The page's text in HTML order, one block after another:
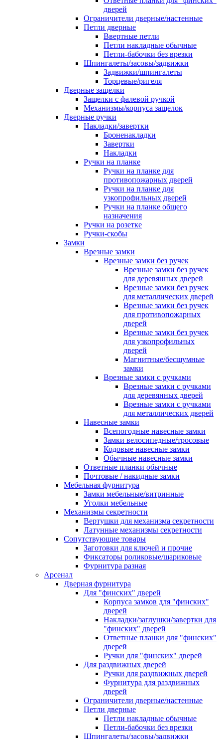
дверей
Ограничители дверные/настенные
Петли дверные
Ввертные петли
Петли накладные обычные
Петли-бабочки без врезки
Шпингалеты/засовы/задвижки
Задвижки/шпингалеты
Торцевые/ригеля
Дверные защелки
Защелки с фалевой ручкой
Механизмы/корпуса защелок
Дверные ручки
Накладки/завертки
Броненакладки
Завертки
Накладки
Ручки на планке
Ручки на планке для
противопожарных дверей
Ручки на планке для
узкопрофильных дверей
Ручки на планке общего
назначения
Ручки на розетке
Ручки-скобы
Замки
Врезные замки
Врезные замки без ручек
Врезные замки без ручек
для деревянных дверей
Врезные замки без ручек
для металлических дверей
Врезные замки без ручек
для противопожарных
дверей
Врезные замки без ручек
для узкопрофильных
дверей
Магнитные/бесшумные
замки
Врезные замки с ручками
Врезные замки с ручками
для деревянных дверей
Врезные замки с ручками
для металлических дверей
Навесные замки
Всепогодные навесные замки
Замки велосипедные/тросовые
Кодовые навесные замки
Обычные навесные замки
Ответные планки обычные
Почтовые / накидные замки
Мебельная фурнитура
Замки мебельные/витринные
Уголки мебельные
Механизмы секретности
Вертушки для механизма секретности
Латунные механизмы секретности
Сопутствующие товары
Заготовки для ключей и прочие
Фиксаторы роликовые/шариковые
Фурнитура разная
Арсенал
Дверная фурнитура
Для "финских" дверей
Корпуса замков для "финских"
дверей
Накладки/заглушки/завертки для
"финских" дверей
Ответные планки для "финских"
дверей
Ручки для "финских" дверей
Для раздвижных дверей
Ручки для раздвижных дверей
Фурнитура для раздвижных
дверей
Ограничители дверные/настенные
Петли дверные
Петли накладные обычные
Петли-бабочки без врезки
Шпингалеты/засовы/задвижки